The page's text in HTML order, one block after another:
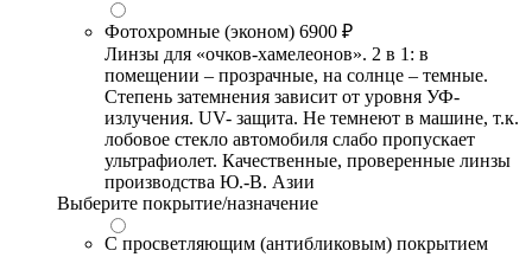
Фотохромные (эконом) 6900 ₽
Линзы для «очков-хамелеонов». 2 в 1: в
помещении – прозрачные, на солнце – темные.
Степень затемнения зависит от уровня УФ-
излучения. UV- защита. Не темнеют в машине, т.к.
лобовое стекло автомобиля слабо пропускает
ультрафиолет. Качественные, проверенные линзы
производства Ю.-В. Азии
Выберите покрытие/назначение
С просветляющим (антибликовым) покрытием